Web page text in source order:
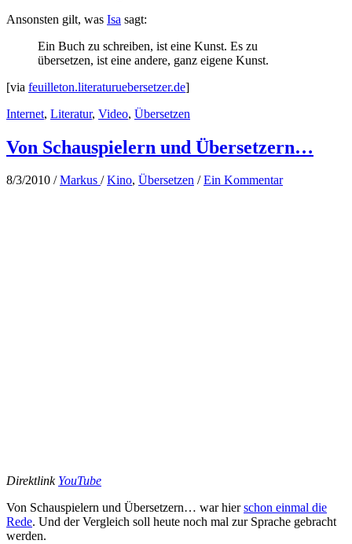
Ansonsten gilt, was Isa sagt:
Ein Buch zu schreiben, ist eine Kunst. Es zu
übersetzen, ist eine andere, ganz eigene Kunst.
[via feuilleton.literaturuebersetzer.de]
Internet, Literatur, Video, Übersetzen
Von Schauspielern und Übersetzern…
8/3/2010 /Markus /Kino, Übersetzen /Ein Kommentar
Direktlink YouTube
Von Schauspielern und Übersetzern… war hierschon einmal die
Rede. Und der Vergleich soll heute noch mal zur Sprache gebracht
werden.